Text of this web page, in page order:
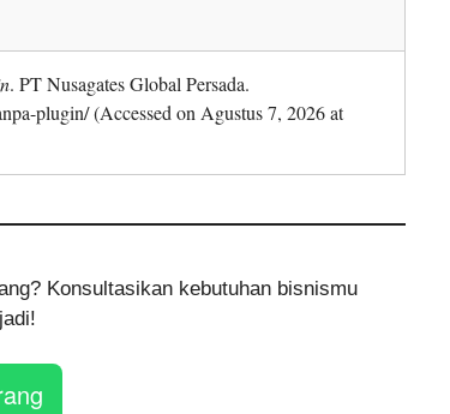
. PT Nusagates Global Persada.
plugin/ (Accessed on Agustus 7, 2026 at
Konsultasikan kebutuhan bisnismu